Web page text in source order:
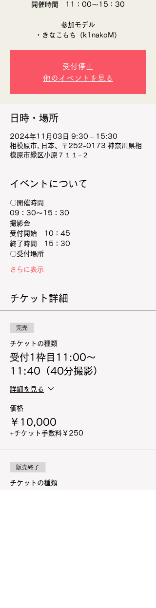
開催時間 11：00～15：30
参加モデル
・きなこもち（k1nakoM）
受付停止
他のイベントを見る
日時・場所
2024年11月03日 9:30 – 15:30
相模原市, 日本、〒252-0173 神奈川県相
模原市緑区小原７１１−２
イベントについて
〇開催時間
09：30～15：30
撮影会
受付開始　10：45
終了時間　15：30
〇受付場所
さらに表示
チケット詳細
完売
チケットの種類
受付1枠目11:00〜
11:40（40分撮影）
詳細を見る
価格
￥10,000
+チケット手数料￥250
販売終了
チケットの種類